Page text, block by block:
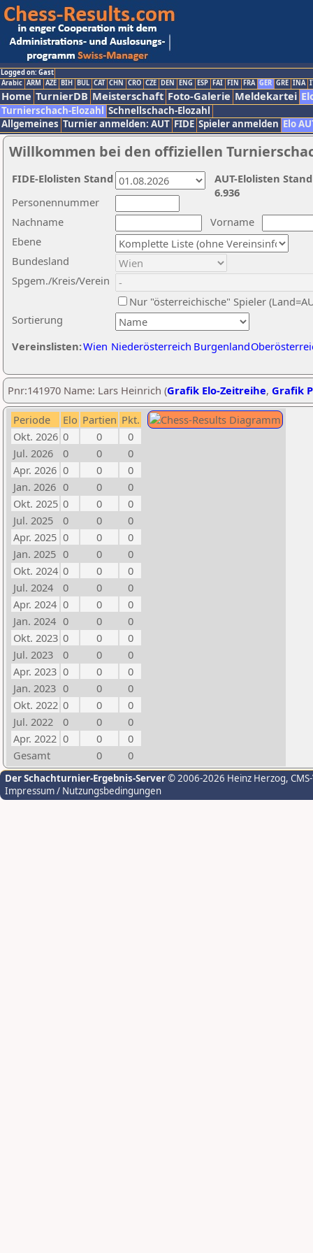
Logged on: Gast
Arabic ARM AZE BIH BUL CAT CHN CRO CZE DEN ENG ESP FAI FIN FRA GER GRE INA
Home TurnierDB Meisterschaft Foto-Galerie Meldekartei
Turnierschach-Elozahl Schnellschach-Elozahl
Allgemeines Turnier anmelden: AUT FIDE Spieler anmelden Elo
Willkommen bei den offiziellen
Nachname
Vorname
Ebene
Sortierung
Personennummer
Bundesland
Spgem./Kreis/Verein
Nur "österreichische" Spieler
Vereinslisten:Wien Niederösterreich Burgenland
AUT-Elolisten
6.936
FIDE-Elolisten Stand
Pnr:141970 Name: Lars Heinrich (Grafik Elo-Zeitreihe, Grafik
Periode Elo Partien Pkt.
Okt. 2026 0 0
0
Jul. 2026
0 0
0
Apr. 2026 0 0
0
Jan. 2026 0 0
0
Okt. 2025 0 0
0
Jul. 2025
0 0
0
Apr. 2025 0 0
0
Jan. 2025 0 0
0
Okt. 2024 0 0
0
Jul. 2024
0 0
0
Apr. 2024 0 0
0
Jan. 2024 0 0
0
Okt. 2023 0 0
0
Jul. 2023
0 0
0
Apr. 2023 0 0
0
Jan. 2023 0 0
0
Okt. 2022 0 0
0
Jul. 2022
0 0
0
Apr. 2022 0 0
0
Gesamt
0 0
Der Schachturnier-Ergebnis-Server© 2006-2026 Heinz Herzog,
Impressum / Nutzungsbedingungen